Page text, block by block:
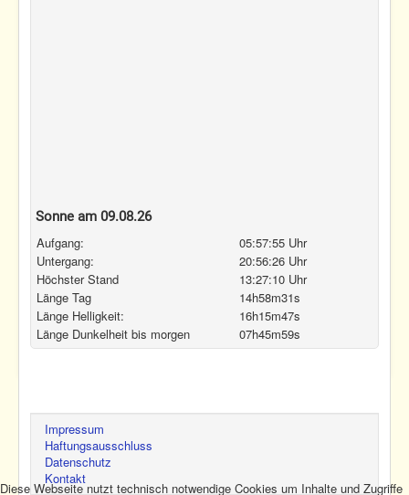
Sonne am 09.08.26
Aufgang:
05:57:55 Uhr
Untergang:
20:56:26 Uhr
Höchster Stand
13:27:10 Uhr
Länge Tag
14h58m31s
Länge Helligkeit:
16h15m47s
Länge Dunkelheit bis morgen
07h45m59s
Impressum
Haftungsausschluss
Datenschutz
Kontakt
Diese Webseite nutzt technisch notwendige Cookies um Inhalte und Zugriffe